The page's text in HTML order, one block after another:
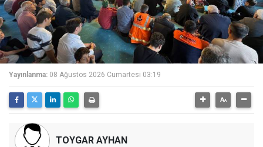
Yayınlanma: 08 Ağustos 2026 Cumartesi 03:19
TOYGAR AYHAN